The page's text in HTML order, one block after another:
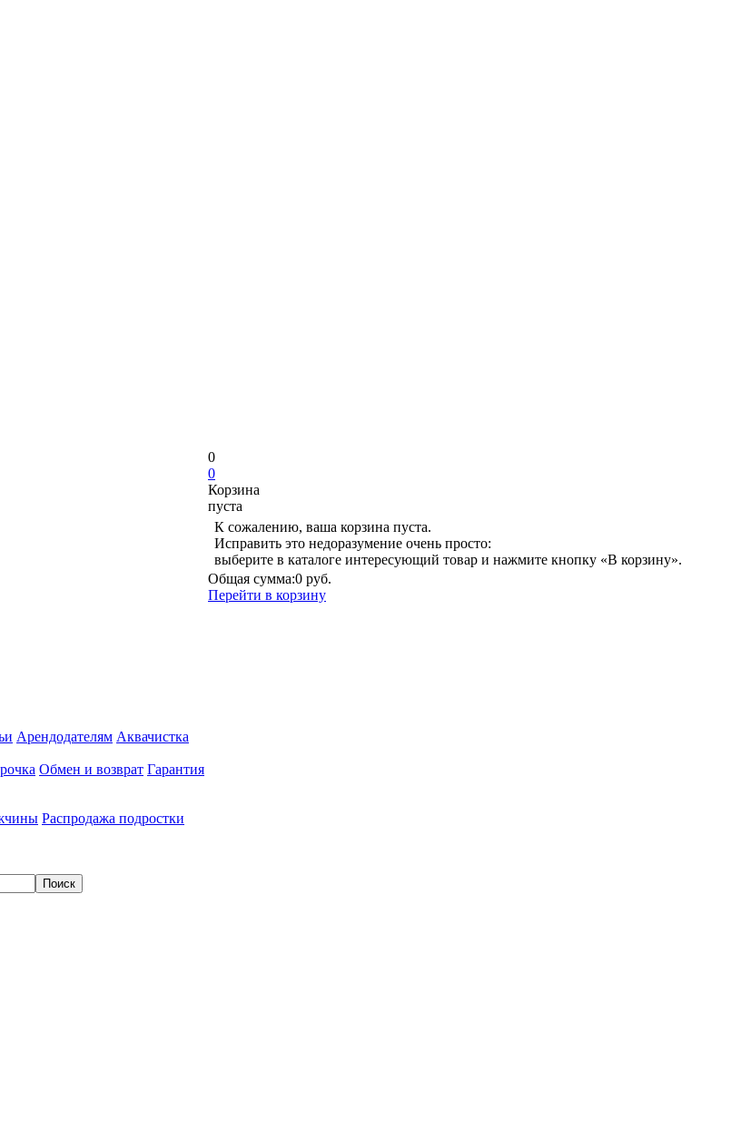
Арендодателям Аквачистка
Обмен и возврат Гарантия
Распродажа подростки
0
0
Корзина
пуста
К сожалению, ваша корзина пуста.
Исправить это недоразумение очень просто:
выберите в каталоге интересующий товар и нажмите кнопку «В корзину».
Общая сумма:0 руб.
Перейти в корзину